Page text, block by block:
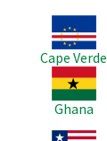
Image
Cape Verde
Image
Ghana